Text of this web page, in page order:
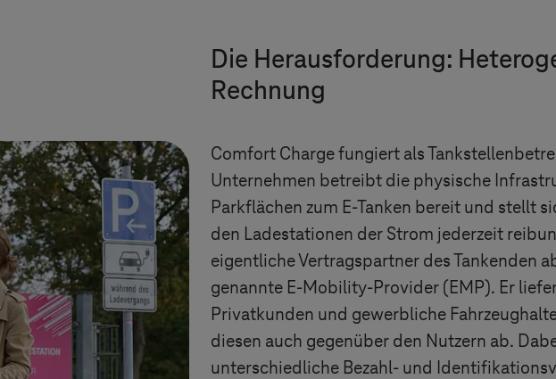
Die Herausforderung:
Rechnung
Comfort Charge fungiert als
Unternehmen betreibt die physische
Parkflächen zum E-Tanken bereit und stellt
den Ladestationen der Strom jederzeit
eigentliche Vertragspartner des Tankenden
genannte E-Mobility-Provider (EMP). Er
Privatkunden und gewerbliche
diesen auch gegenüber den Nutzern ab.
unterschiedliche Bezahl- und